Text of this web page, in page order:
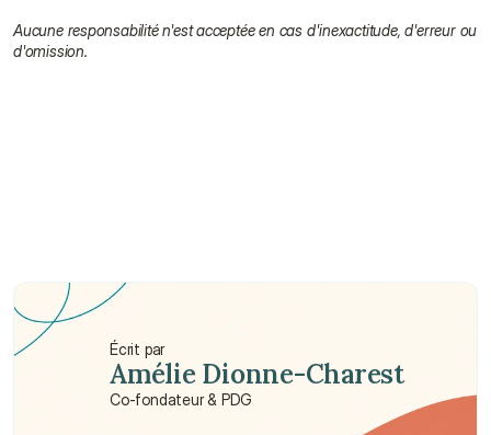
Aucune responsabilité n'est acceptée en cas d'inexactitude, d'erreur ou
d'omission.
Un médecin peut-il faire partie de plusieurs
réseaux de prestataires ?
Écrit par
Amélie Dionne-Charest
Co-fondateur & PDG